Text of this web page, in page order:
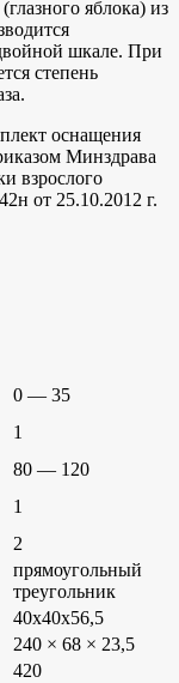
яблока) из
шкале. При
степень
оснащения
Минздрава
взрослого
от 25.10.2012 г.
0 — 35
1
80 — 120
1
2
прямоугольный
треугольник
40х40х56,5
240 × 68 × 23,5
420